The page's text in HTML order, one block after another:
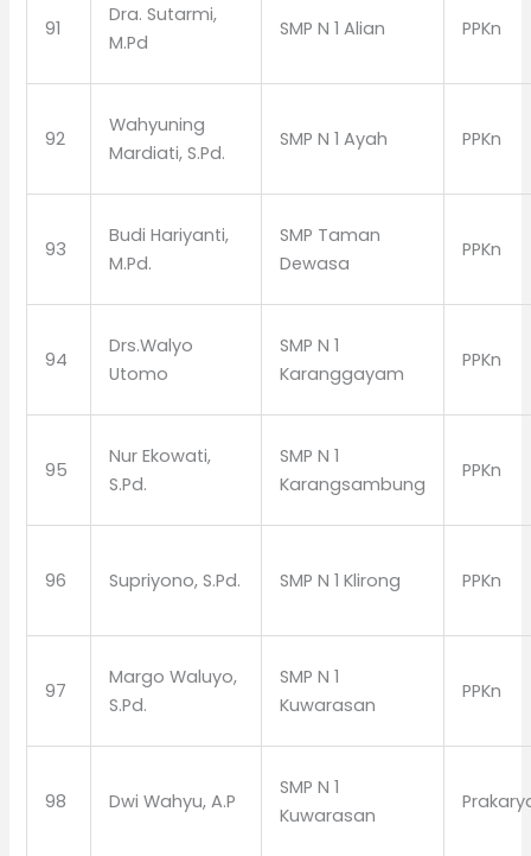
91
Dra. Sutarmi,
M.Pd
SMP N 1 Alian PPKn
92
Wahyuning
Mardiati, S.Pd.
SMP N 1 Ayah PPKn
93
Budi Hariyanti,
M.Pd.
SMP Taman
Dewasa
PPKn
94
Drs.Walyo
Utomo
SMP N 1
Karanggayam
PPKn
95
Nur Ekowati,
S.Pd.
SMP N 1
Karangsambung
PPKn
96 Supriyono, S.Pd. SMP N 1 Klirong PPKn
97
Margo Waluyo,
S.Pd.
SMP N 1
Kuwarasan
PPKn
98 Dwi Wahyu, A.P
SMP N 1
Kuwarasan